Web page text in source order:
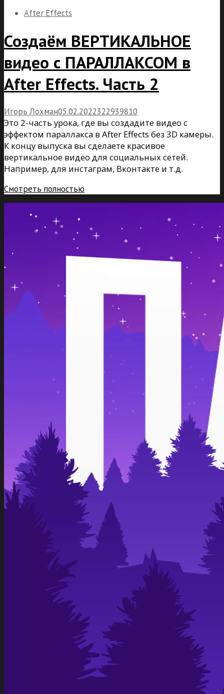
After Effects
Создаём ВЕРТИКАЛЬНОЕ
видео с ПАРАЛЛАКСОМ в
After Effects. Часть 2
Игорь Лохман05.02.2022322939810
Это 2-часть урока, где вы создадите видео с
эффектом параллакса в After Effects без 3D камеры.
К концу выпуска вы сделаете красивое
вертикальное видео для социальных сетей.
Например, для инстаграм, Вконтакте и т.д.
Смотреть полностью